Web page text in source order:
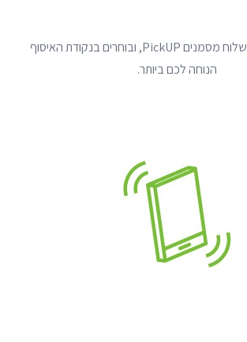
תחת אפשרויות משלוח מסמנים PickUP, ובוחרים בנקודת האיסוף
הנוחה לכם ביותר.